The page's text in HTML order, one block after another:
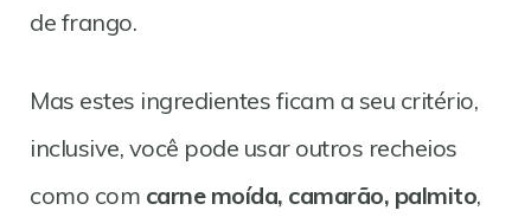
de frango.
Mas estes ingredientes ficam a seu critério,
inclusive, você pode usar outros recheios
como com carne moída, camarão, palmito,